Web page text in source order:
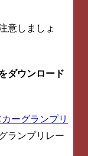
意しましょ
ダウンロード
ーグランプリ
ランプリレー